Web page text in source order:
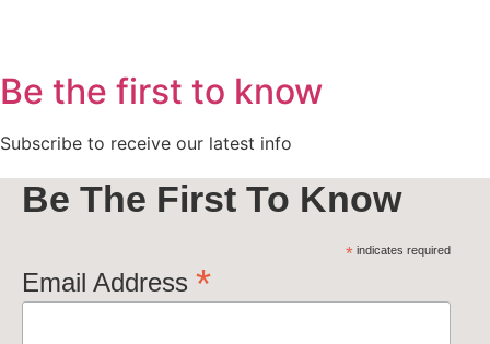
Be the first to know
Subscribe to receive our latest info
Be The First To Know
*indicates required
Email Address *